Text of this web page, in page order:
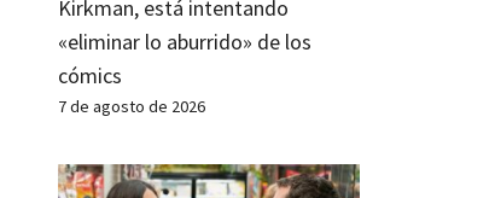
Kirkman, está intentando
«eliminar lo aburrido» de los
cómics
7 de agosto de 2026